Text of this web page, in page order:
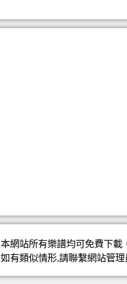
本網站所有樂譜均可免費下
如有類似情形,請聯繫網站管理